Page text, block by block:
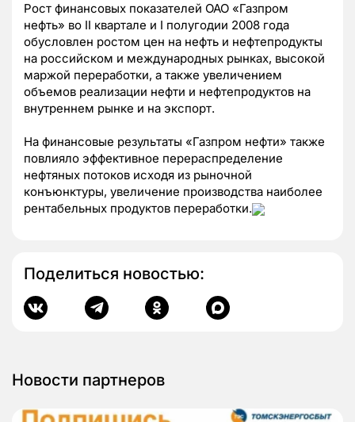
Рост финансовых показателей ОАО «Газпром
нефть» во II квартале и I полугодии 2008 года
обусловлен ростом цен на нефть и нефтепродукты
на российском и международных рынках, высокой
маржой переработки, а также увеличением
объемов реализации нефти и нефтепродуктов на
внутреннем рынке и на экспорт.
На финансовые результаты «Газпром нефти» также
повлияло эффективное перераспределение
нефтяных потоков исходя из рыночной
конъюнктуры, увеличение производства наиболее
рентабельных продуктов переработки.
Поделиться новостью:
Новости партнеров